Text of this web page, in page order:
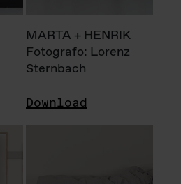
MARTA + HENRIK
Fotografo: Lorenz
Sternbach
Download